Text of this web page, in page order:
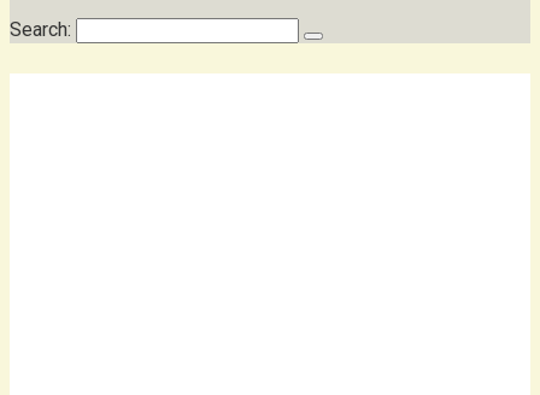
Search: